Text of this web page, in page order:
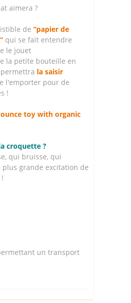
aimera ?
de “papier de
qui se fait entendre
le jouet
la petite bouteille en
la saisir
l'emporter pour de
!
toy with organic
croquette ?
qui bruisse, qui
grande excitation de
un transport